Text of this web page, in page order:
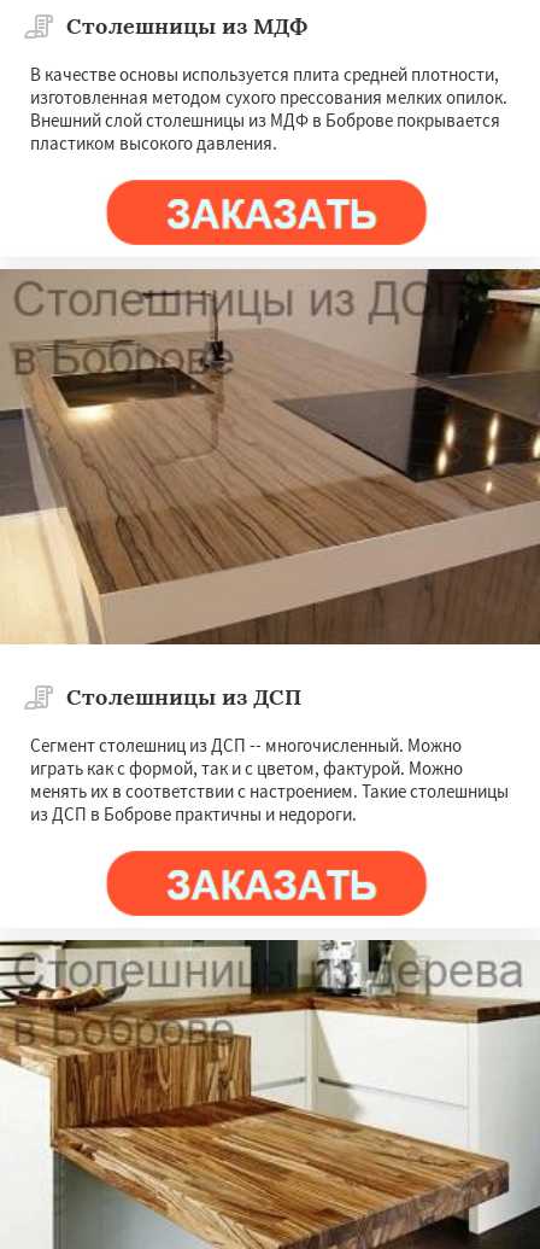
Столешницы из МДФ
В качестве основы используется плита средней плотности,
изготовленная методом сухого прессования мелких опилок.
Внешний слой столешницы из МДФ в Боброве покрывается
пластиком высокого давления.
Столешницы из ДСП
Сегмент столешниц из ДСП -- многочисленный. Можно
играть как с формой, так и с цветом, фактурой. Можно
менять их в соответствии с настроением. Такие столешницы
из ДСП в Боброве практичны и недороги.